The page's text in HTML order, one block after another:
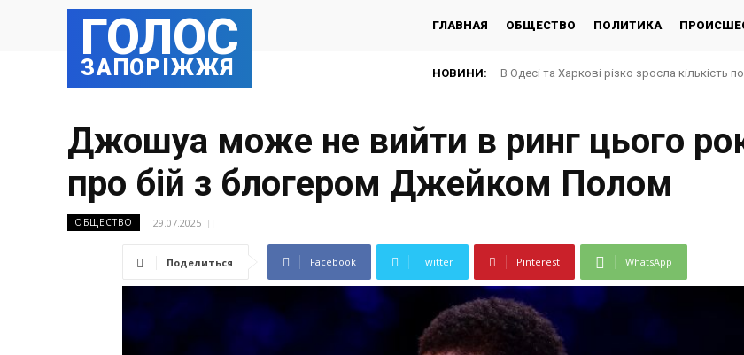
ГОЛОС
ЗАПОРІЖЖЯ
ГЛАВНАЯ ОБЩЕСТВО ПОЛИТИКА
НОВИНИ: В Одесі та Харкові різко зросла кількість
Джошуа може не вийти в ринг цього
про бій з блогером Джейком Полом
ОБЩЕСТВО 29.07.2025
Поделиться Facebook Twitter Pinterest WhatsApp